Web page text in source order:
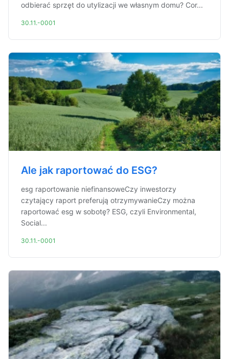
odbierać sprzęt do utylizacji we własnym domu? Cor...
30.11.-0001
Ale jak raportować do ESG?
esg raportowanie niefinansoweCzy inwestorzy
czytający raport preferują otrzymywanieCzy można
raportować esg w sobotę? ESG, czyli Environmental,
Social...
30.11.-0001